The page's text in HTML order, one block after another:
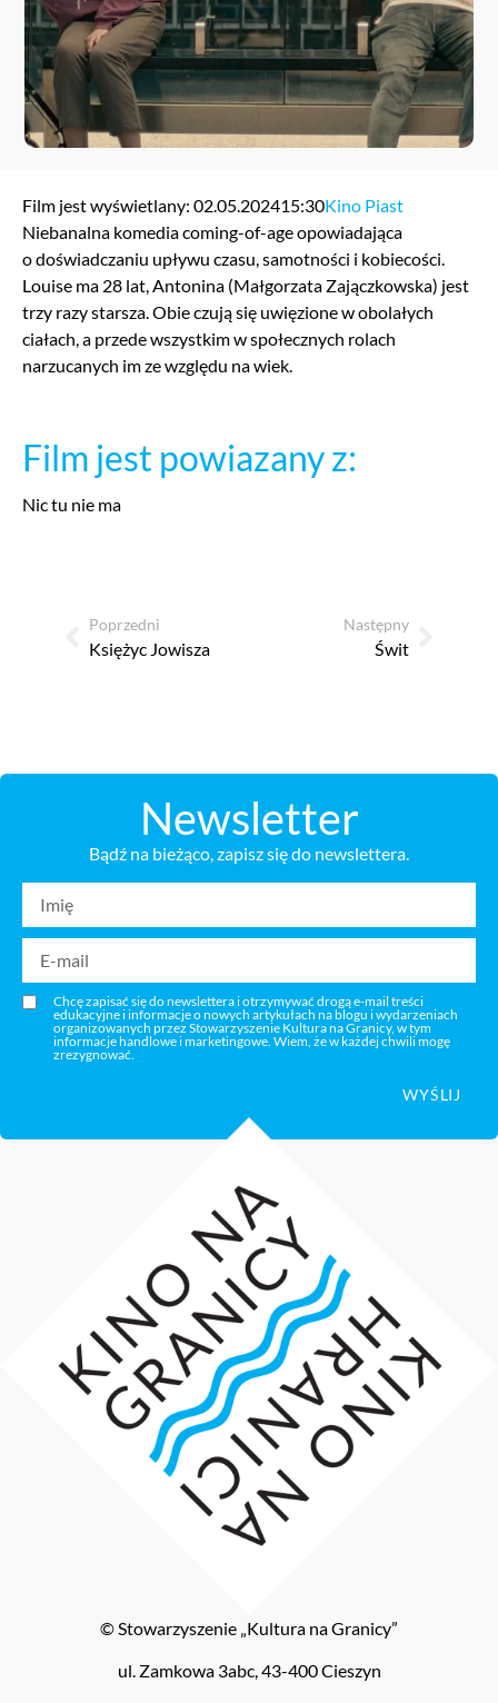
Film jest wyświetlany: 02.05.202415:30Kino Piast
Niebanalna komedia coming-of-age opowiadająca
o doświadczaniu upływu czasu, samotności i kobiecości.
Louise ma 28 lat, Antonina (Małgorzata Zajączkowska) jest
trzy razy starsza. Obie czują się uwięzione w obolałych
ciałach, a przede wszystkim w społecznych rolach
narzucanych im ze względu na wiek.
Film jest powiazany z:
Nic tu nie ma
Poprzedni
Księżyc Jowisza
Następny
Świt
Newsletter
Bądź na bieżąco, zapisz się do newslettera.
Chcę zapisać się do newslettera i otrzymywać drogą e-mail treści
edukacyjne i informacje o nowych artykułach na blogu i wydarzeniach
organizowanych przez Stowarzyszenie Kultura na Granicy, w tym
informacje handlowe i marketingowe. Wiem, że w każdej chwili mogę
zrezygnować.
WYŚLIJ
© Stowarzyszenie „Kultura na Granicy”
ul. Zamkowa 3abc, 43-400 Cieszyn